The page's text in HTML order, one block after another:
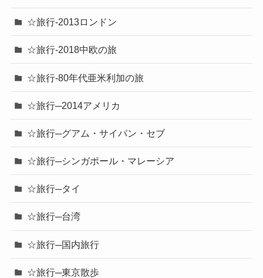
☆旅行-2013ロンドン
☆旅行-2018中欧の旅
☆旅行-80年代亜米利加の旅
☆旅行─2014アメリカ
☆旅行─グアム・サイパン・セブ
☆旅行─シンガポール・マレーシア
☆旅行─タイ
☆旅行─台湾
☆旅行─国内旅行
☆旅行─東京散歩